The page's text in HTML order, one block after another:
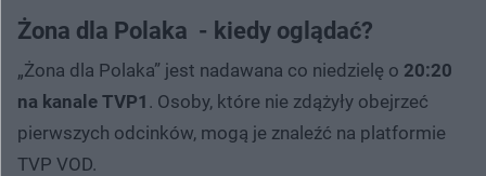
Żona dla Polaka - kiedy oglądać?
„Żona dla Polaka” jest nadawana co niedzielę o 20:20
na kanale TVP1 . Osoby, które nie zdążyły obejrzeć
pierwszych odcinków, mogą je znaleźć na platformie
TVP VOD.